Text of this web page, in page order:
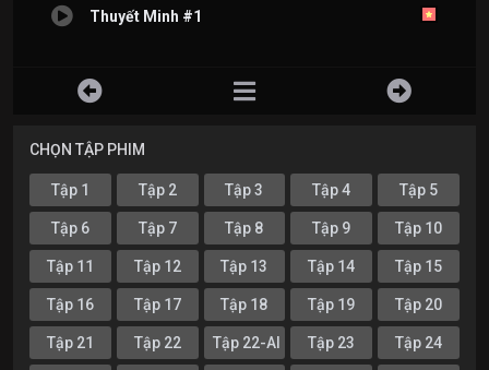
Thuyết Minh #1
CHỌN TẬP PHIM
Tập 1 Tập 2 Tập 3 Tập 4 Tập 5
Tập 6 Tập 7 Tập 8 Tập 9 Tập 10
Tập 11 Tập 12 Tập 13 Tập 14 Tập 15
Tập 16 Tập 17 Tập 18 Tập 19 Tập 20
Tập 21 Tập 22 Tập 22-AI Tập 23 Tập 24